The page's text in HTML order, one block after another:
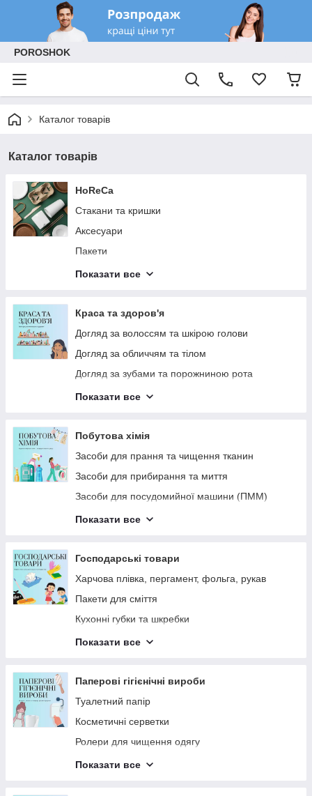
POROSHOK
Каталог товарів
Каталог товарів
HoReCa
Стакани та кришки
Аксесуари
Пакети
Коробки та контейнери
Паперова продукція
Витратні матеріали
Харчова продукція
Лід
СПЕЦІАЛІЗОВАНА ХІМІЯ
Показати все
Краса та здоров'я
Догляд за волоссям та шкірою голови
Догляд за обличчям та тілом
Догляд за зубами та порожниною рота
Засоби для душу та ванни
Парфумерія
Ватні вироби
Гребінці, щітки для волосся
Захист від комах
Подарункові набори
Засоби догляду за бородою
Показати все
Побутова хімія
Засоби для прання та чищення тканин
Засоби для прибирання та миття
Засоби для посудомийної машини (ПММ)
Засоби для миття посуду Руками
Освіжувачі та нейтралізатори запаху
Средства для мытья посуды Руками
Показати все
Господарські товари
Харчова плівка, пергамент, фольга, рукав
Пакети для сміття
Кухонні губки та шкребки
Серветки, ганчірки для прибирання
Швабри та змінні насадки
Показати все
Паперові гігієнічні вироби
Туалетний папір
Косметичні серветки
Ролери для чищення одягу
Серветки вологі
Показати все